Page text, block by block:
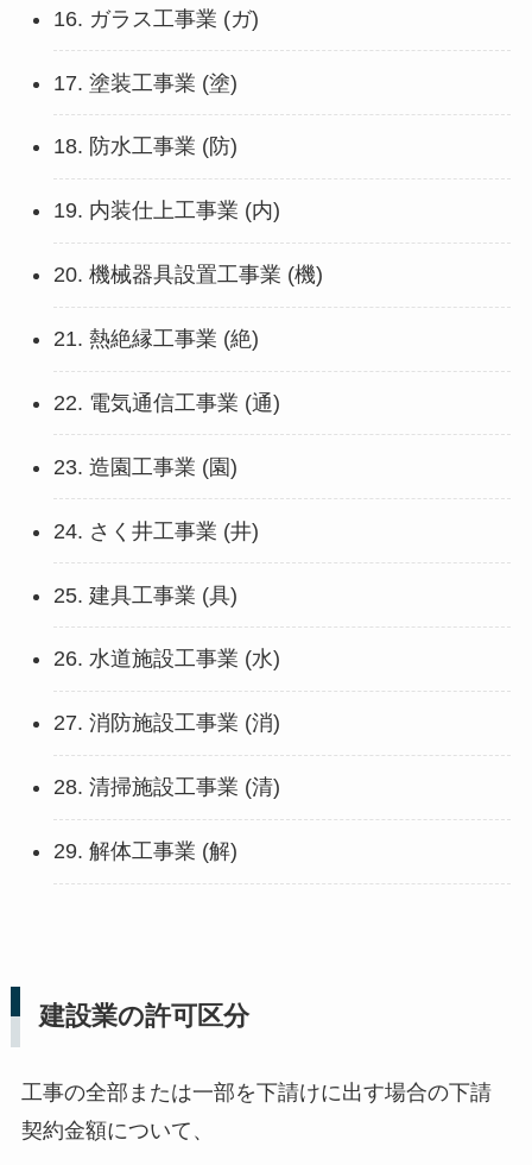
16. ガラス工事業 (ガ)
17. 塗装工事業 (塗)
18. 防水工事業 (防)
19. 内装仕上工事業 (内)
20. 機械器具設置工事業 (機)
21. 熱絶縁工事業 (絶)
22. 電気通信工事業 (通)
23. 造園工事業 (園)
24. さく井工事業 (井)
25. 建具工事業 (具)
26. 水道施設工事業 (水)
27. 消防施設工事業 (消)
28. 清掃施設工事業 (清)
29. 解体工事業 (解)
建設業の許可区分
工事の全部または一部を下請けに出す場合の下請
契約金額について、